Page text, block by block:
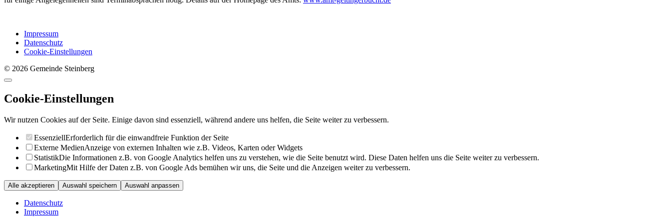
Impressum
Datenschutz
Cookie-Einstellungen
© 2026 Gemeinde Steinberg
Cookie-Einstellungen
Wir nutzen Cookies auf der Seite. Einige davon sind essenziell, während andere uns helfen, die Seite weiter zu verbessern.
EssenziellErforderlich für die einwandfreie Funktion der Seite
Externe MedienAnzeige von externen Inhalten wie z.B. Videos, Karten oder Widgets
StatistikDie Informationen z.B. von Google Analytics helfen uns zu verstehen, wie die Seite benutzt wird. Diese Daten helfen uns die Seite weiter zu verbessern.
MarketingMit Hilfe der Daten z.B. von Google Ads bemühen wir uns, die Seite und die Anzeigen weiter zu verbessern.
Alle akzeptieren Auswahl speichern Auswahl anpassen
Datenschutz
Impressum